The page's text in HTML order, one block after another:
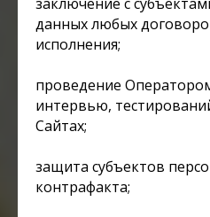
данных любых
исполнения;
проведение
интервью,
Сайтах;
защита субъектов
контрафакта;